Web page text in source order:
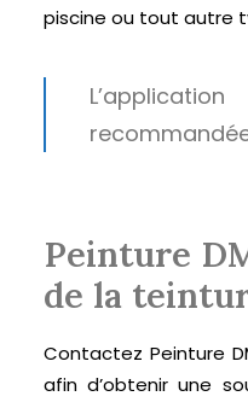
piscine ou tout autre
Peinture
de la
Contactez Peinture
afin d’obtenir une